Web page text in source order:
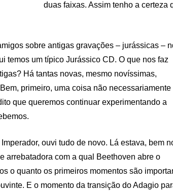
duas faixas. Assim tenho a certeza
sobre antigas gravações – jurássicas –
temos um típico Jurássico CD. O que nos faz
Há tantas novas, mesmo novíssimas,
primeiro, uma coisa não necessariamente
que queremos continuar experimentando a
ouvi tudo de novo. Lá estava, bem
arrebatadora com a qual Beethoven abre o
o quanto os primeiros momentos são
E o momento da transição do Adagio